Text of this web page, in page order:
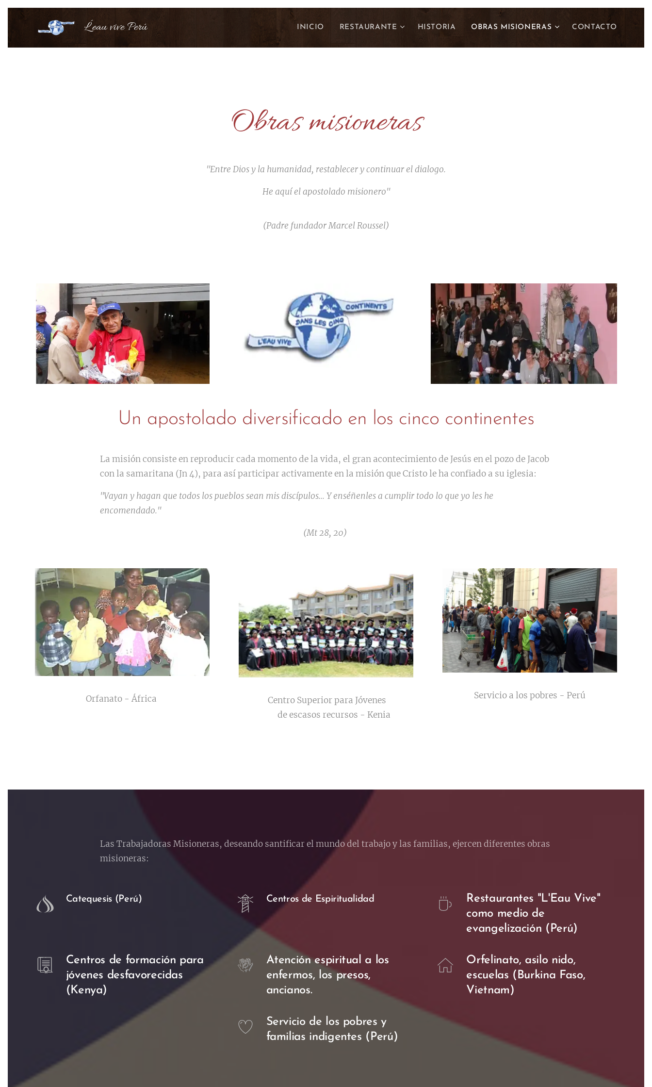
L´eau vive Perú INICIO RESTAURANTE HISTORIA OBRAS MISIONERAS CONTACTO
Obras misioneras
"Entre Dios y la humanidad, restablecer y continuar el dialogo.
He aquí el apostolado misionero"
(Padre fundador Marcel Roussel)
Un apostolado diversificado en los cinco continentes
La misión consiste en reproducir cada momento de la vida, el gran acontecimiento de Jesús en el pozo de Jacob
con la samaritana (Jn 4), para así participar activamente en la misión que Cristo le ha confiado a su iglesia:
"Vayan y hagan que todos los pueblos sean mis discípulos... Y enséñenles a cumplir todo lo que yo les he
encomendado."
(Mt 28, 20)
Orfanato - África
Centro Superior para Jóvenes
de escasos recursos - Kenia
Servicio a los pobres - Perú
Las Trabajadoras Misioneras, deseando santificar el mundo del trabajo y las familias, ejercen diferentes obras
misioneras:
Catequesis (Perú) Centros de Espiritualidad
Restaurantes "L'Eau Vive"
como medio de
evangelización (Perú)
Centros de formación para
jóvenes desfavorecidas
(Kenya)
Atención espiritual a los
enfermos, los presos,
ancianos.
Orfelinato, asilo nido,
escuelas (Burkina Faso,
Vietnam)
Servicio de los pobres y
familias indigentes (Perú)